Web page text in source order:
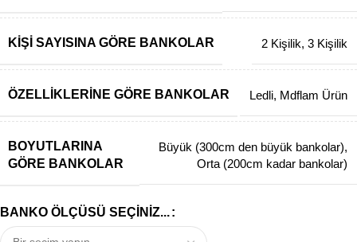
KIŞI SAYISINA GÖRE BANKOLAR 2 Kişilik, 3 Kişilik
ÖZELLIKLERINE GÖRE BANKOLAR Ledli, Mdflam Ürün
BOYUTLARINA
GÖRE BANKOLAR
Büyük (300cm den büyük bankolar),
Orta (200cm kadar bankolar)
BANKO ÖLÇÜSÜ SEÇINIZ...